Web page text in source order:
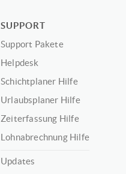
SUPPORT
Support Pakete
Helpdesk
Schichtplaner Hilfe
Urlaubsplaner Hilfe
Zeiterfassung Hilfe
Lohnabrechnung Hilfe
Updates